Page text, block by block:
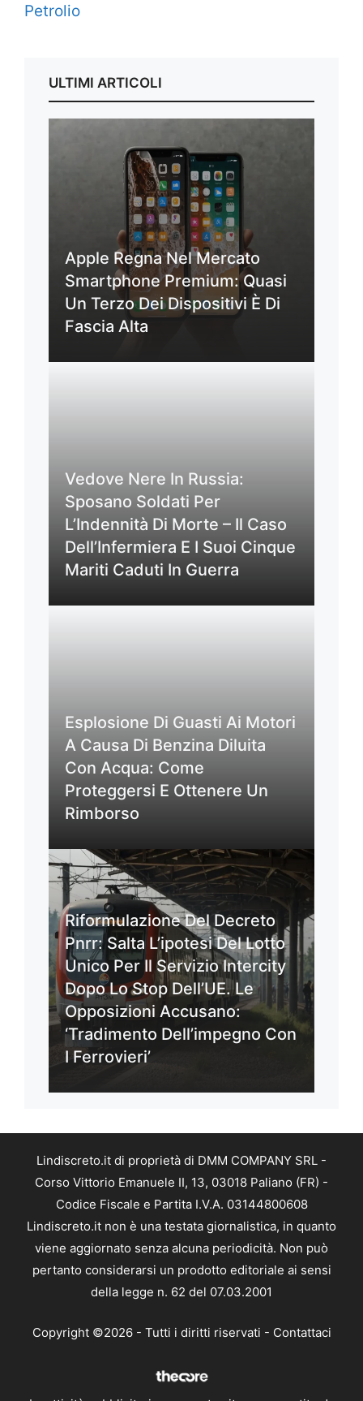
Petrolio
ULTIMI ARTICOLI
Apple Regna Nel Mercato
Smartphone Premium: Quasi
Un Terzo Dei Dispositivi È Di
Fascia Alta
Vedove Nere In Russia:
Sposano Soldati Per
L’Indennità Di Morte – Il Caso
Dell’Infermiera E I Suoi Cinque
Mariti Caduti In Guerra
Esplosione Di Guasti Ai Motori
A Causa Di Benzina Diluita
Con Acqua: Come
Proteggersi E Ottenere Un
Rimborso
Riformulazione Del Decreto
Pnrr: Salta L’ipotesi Del Lotto
Unico Per Il Servizio Intercity
Dopo Lo Stop Dell’UE. Le
Opposizioni Accusano:
‘Tradimento Dell’impegno Con
I Ferrovieri’
Lindiscreto.it di proprietà di DMM COMPANY SRL -
Corso Vittorio Emanuele II, 13, 03018 Paliano (FR) -
Codice Fiscale e Partita I.V.A. 03144800608
Lindiscreto.it non è una testata giornalistica, in quanto
viene aggiornato senza alcuna periodicità. Non può
pertanto considerarsi un prodotto editoriale ai sensi
della legge n. 62 del 07.03.2001
Copyright ©2026 - Tutti i diritti riservati - Contattaci